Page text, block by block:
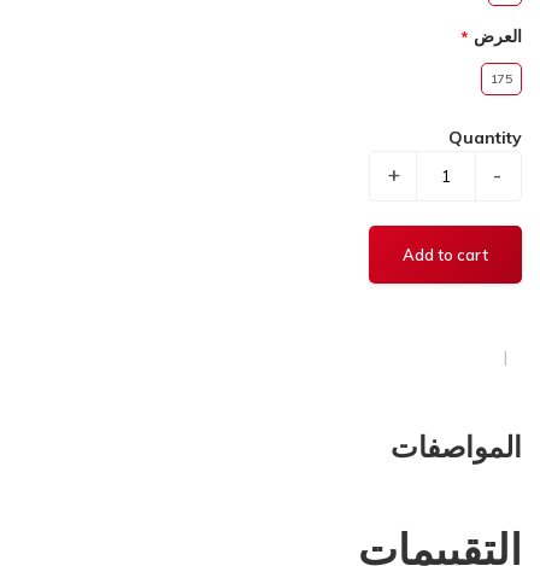
العرض
175
Quantity
-
+
المواصفات
التقييمات